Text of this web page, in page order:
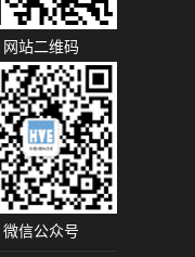
网站二维码
微信公众号